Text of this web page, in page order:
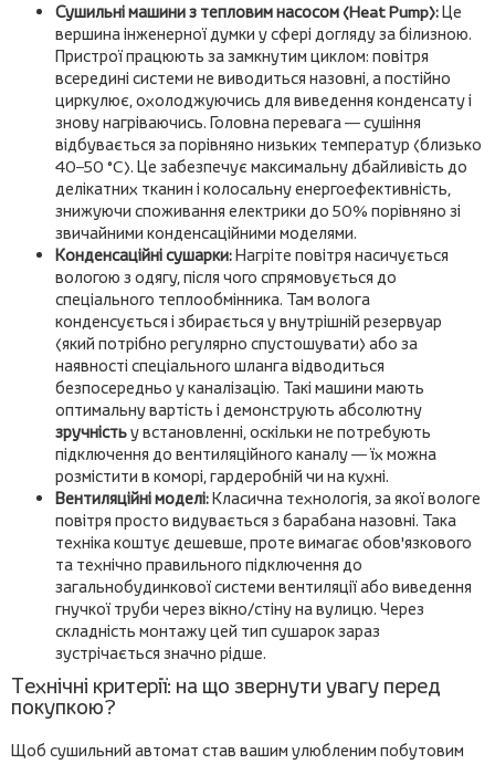
Сушильні машини з тепловим насосом (Heat Pump):Це
вершина інженерної думки у сфері догляду за білизною.
Пристрої працюють за замкнутим циклом: повітря
всередині системи не виводиться назовні, а постійно
циркулює, охолоджуючись для виведення конденсату і
знову нагріваючись. Головна перевага — сушіння
відбувається за порівняно низьких температур (близько
40–50 °C). Це забезпечує максимальну дбайливість до
делікатних тканин і колосальну енергоефективність,
знижуючи споживання електрики до 50% порівняно зі
звичайними конденсаційними моделями.
Конденсаційні сушарки:Нагріте повітря насичується
вологою з одягу, після чого спрямовується до
спеціального теплообмінника. Там волога
конденсується і збирається у внутрішній резервуар
(який потрібно регулярно спустошувати) або за
наявності спеціального шланга відводиться
безпосередньо у каналізацію. Такі машини мають
оптимальну вартість і демонструють абсолютну
зручністьу встановленні, оскільки не потребують
підключення до вентиляційного каналу — їх можна
розмістити в коморі, гардеробній чи на кухні.
Вентиляційні моделі:Класична технологія, за якої вологе
повітря просто видувається з барабана назовні. Така
техніка коштує дешевше, проте вимагає обов'язкового
та технічно правильного підключення до
загальнобудинкової системи вентиляції або виведення
гнучкої труби через вікно/стіну на вулицю. Через
складність монтажу цей тип сушарок зараз
зустрічається значно рідше.
Технічні критерії: на що звернути увагу перед
покупкою?
Щоб сушильний автомат став вашим улюбленим побутовим